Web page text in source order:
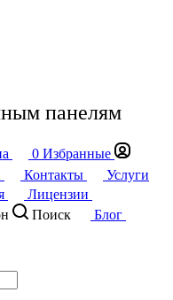
панелям
0 Избранные
Контакты
Услуги
Лицензии
Поиск
Блог